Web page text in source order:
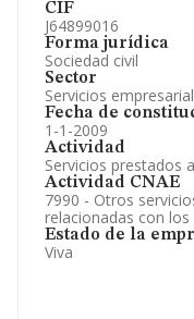
CIF
J64899016
Forma jurídica
Sociedad civil
Sector
Servicios
Fecha de
1-1-2009
Actividad
Servicios prestados
Actividad CNAE
7990 - Otros
relacionadas con
Estado de la
Viva